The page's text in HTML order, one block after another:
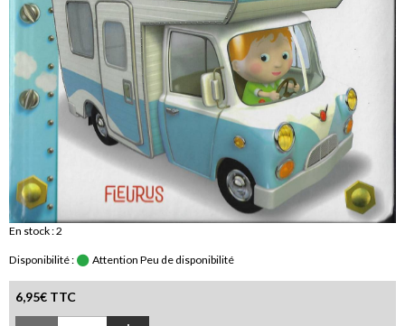
En stock : 2
Disponibilité : Attention Peu de disponibilité
6,95€ TTC